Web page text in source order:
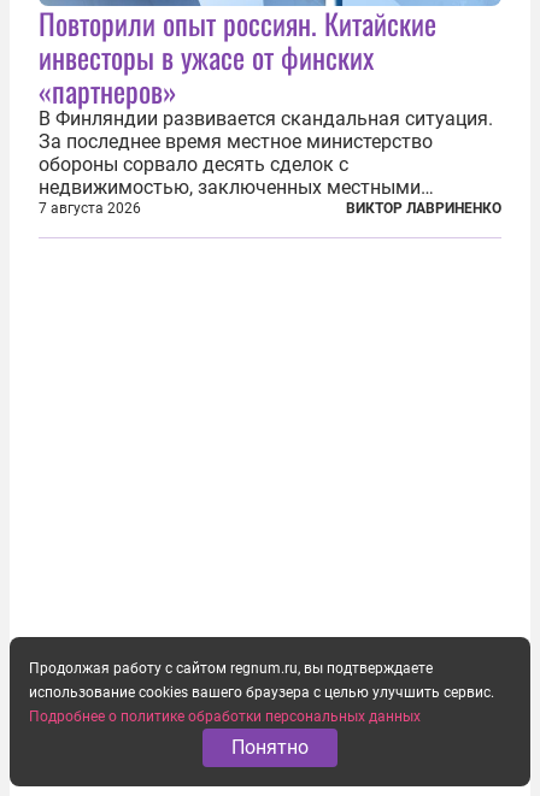
Повторили опыт россиян. Китайские
инвесторы в ужасе от финских
«партнеров»
В Финляндии развивается скандальная ситуация.
За последнее время местное министерство
обороны сорвало десять сделок с
недвижимостью, заключенных местными
фирмами с китайским капиталом. Чиновники
заявили, что они могли заключаться с целью
7 августа 2026 ВИКТОР ЛАВРИНЕНКО
Продолжая работу с сайтом regnum.ru, вы подтверждаете
использование cookies вашего браузера с целью улучшить сервис.
Подробнее о политике обработки персональных данных
Понятно